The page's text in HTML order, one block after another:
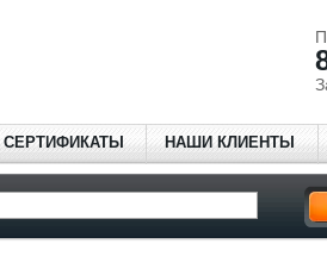
СЕРТИФИКАТЫ НАШИ КЛИЕНТЫ